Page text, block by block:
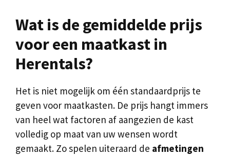
Wat is de gemiddelde prijs
voor een maatkast in
Herentals?
Het is niet mogelijk om één standaardprijs te
geven voor maatkasten. De prijs hangt immers
van heel wat factoren af aangezien de kast
volledig op maat van uw wensen wordt
gemaakt. Zo spelen uiteraard de afmetingen